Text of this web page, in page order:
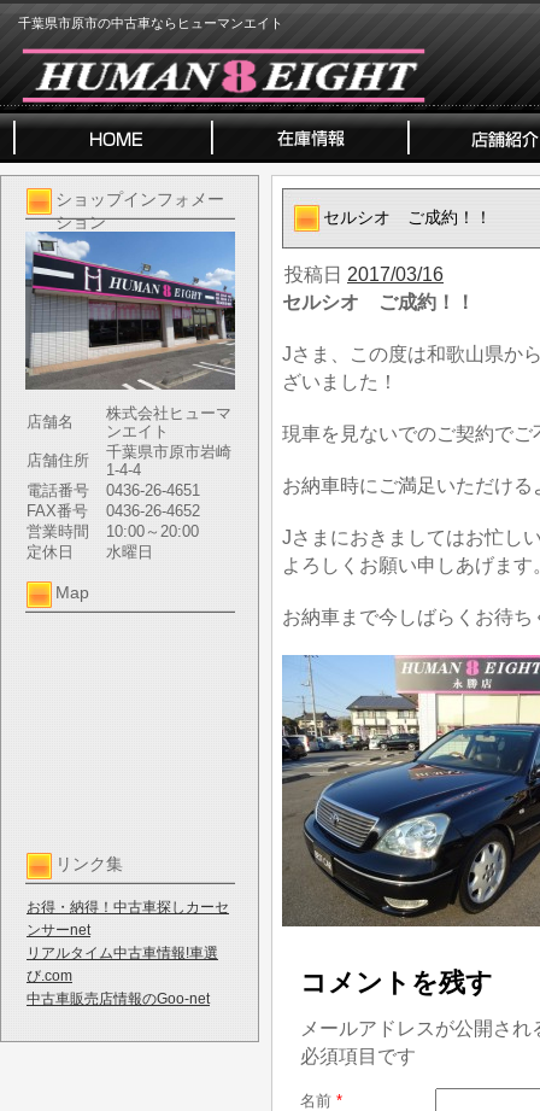
千葉県市原市の中古車ならヒューマンエイト
ショップインフォメー
ション
店舗名
株式会社ヒューマ
ンエイト
店舗住所
千葉県市原市岩崎
1-4-4
電話番号
0436-26-4651
FAX番号
0436-26-4652
営業時間
10:00～20:00
定休日
水曜日
Map
リンク集
お得・納得！中古車探しカーセ
ンサーnet
リアルタイム中古車情報!車選
び.com
中古車販売店情報のGoo-net
セルシオ ご成約！！
投稿日 2017/03/16
セルシオ ご成約！！
Jさま、この度は和歌山県か
ざいました！
現車を見ないでのご契約で
お納車時にご満足いただけ
Jさまにおきましてはお忙し
よろしくお願い申しあげます
お納車まで今しばらくお待ち
コメントを残す
メールアドレスが公開さ
必須項目です
名前 *